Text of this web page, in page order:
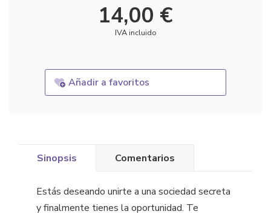
14,00 €
IVA incluido
Añadir a favoritos
Sinopsis Comentarios
Estás deseando unirte a una sociedad secreta
y finalmente tienes la oportunidad. Te